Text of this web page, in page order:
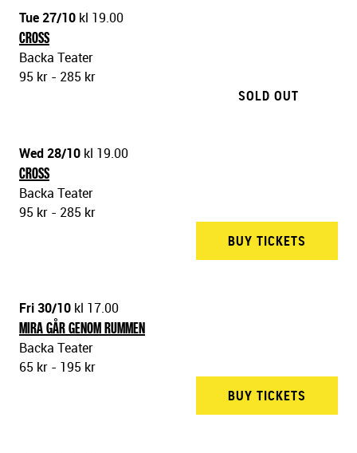
Tue 27/10 kl 19.00
CROSS
Backa Teater
95 kr - 285 kr
SOLD OUT
Wed 28/10 kl 19.00
CROSS
Backa Teater
95 kr - 285 kr
BUY TICKETS
Fri 30/10 kl 17.00
MIRA GÅR GENOM RUMMEN
Backa Teater
65 kr - 195 kr
BUY TICKETS